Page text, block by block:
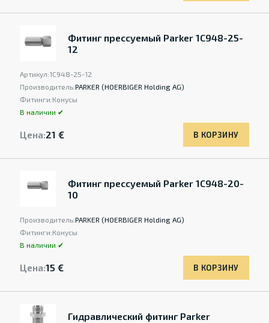
Фитинг прессуемый Parker 1C948-25-
12
Артикул:1C948-25-12
Производитель:PARKER (HOERBIGER Holding AG)
Фитинги:Конусы
В наличии ✔
Цена:21 € В КОРЗИНУ
Фитинг прессуемый Parker 1C948-20-
10
Производитель:PARKER (HOERBIGER Holding AG)
Фитинги:Конусы
В наличии ✔
Цена:15 € В КОРЗИНУ
Гидравлический фитинг Parker